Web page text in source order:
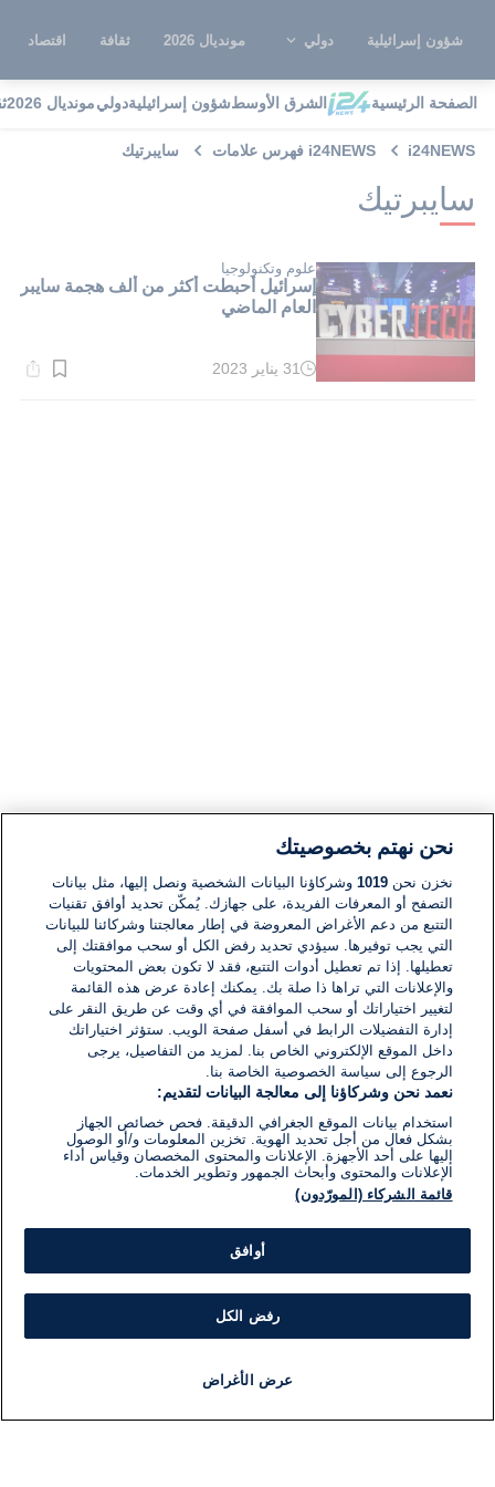
شؤون إسرائيلية دولي مونديال 2026 ثقافة اقتصاد
الصفحة الرئيسية الشرق الأوسطشؤون إسرائيليةدوليمونديال 2026
i24NEWS i24NEWS فهرس علامات سايبرتيك
سايبرتيك
علوم وتكنولوجيا
إسرائيل أحبطت أكثر من ألف هجمة سايبر
العام الماضي
وقت
31 يناير 2023
نحن نهتم بخصوصيتك
نخزن نحن1019 وشركاؤنا البيانات الشخصية ونصل إليها، مثل بيانات
التصفح أو المعرفات الفريدة، على جهازك. يُمكّن تحديد أوافق تقنيات
التتبع من دعم الأغراض المعروضة في إطار معالجتنا وشركائنا للبيانات
التي يجب توفيرها. سيؤدي تحديد رفض الكل أو سحب موافقتك إلى
تعطيلها. إذا تم تعطيل أدوات التتبع، فقد لا تكون بعض المحتويات
والإعلانات التي تراها ذا صلة بك. يمكنك إعادة عرض هذه القائمة
لتغيير اختياراتك أو سحب الموافقة في أي وقت عن طريق النقر على
إدارة التفضيلات الرابط في أسفل صفحة الويب. ستؤثر اختياراتك
داخل الموقع الإلكتروني الخاص بنا. لمزيد من التفاصيل، يرجى
الرجوع إلى سياسة الخصوصية الخاصة بنا.
نعمد نحن وشركاؤنا إلى معالجة البيانات لتقديم:
استخدام بيانات الموقع الجغرافي الدقيقة. فحص خصائص الجهاز
بشكل فعال من أجل تحديد الهوية. تخزين المعلومات و/أو الوصول
إليها على أحد الأجهزة. الإعلانات والمحتوى المخصصان وقياس أداء
الإعلانات والمحتوى وأبحاث الجمهور وتطوير الخدمات.
قائمة الشركاء (المورّدون)
أوافق
رفض الكل
عرض الأغراض